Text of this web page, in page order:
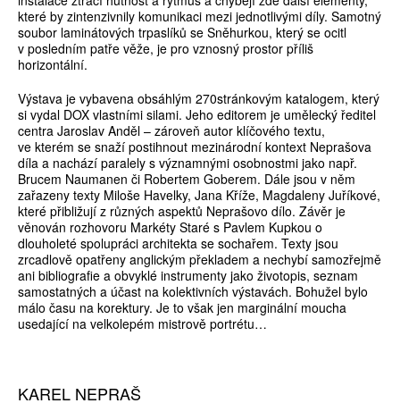
které by zintenzivnily komunikaci mezi jednotlivými díly. Samotný
soubor laminátových trpaslíků se Sněhurkou, který se ocitl
v posledním patře věže, je pro vznosný prostor příliš
horizontální.
Výstava je vybavena obsáhlým 270stránkovým katalogem, který
si vydal DOX vlastními silami. Jeho editorem je umělecký ředitel
centra Jaroslav Anděl – zároveň autor klíčového textu,
ve kterém se snaží postihnout mezinárodní kontext Neprašova
díla a nachází paralely s významnými osobnostmi jako např.
Brucem Naumanen či Robertem Goberem. Dále jsou v něm
zařazeny texty Miloše Havelky, Jana Kříže, Magdaleny Juříkové,
které přibližují z různých aspektů Neprašovo dílo. Závěr je
věnován rozhovoru Markéty Staré s Pavlem Kupkou o
dlouholeté spolupráci architekta se sochařem. Texty jsou
zrcadlově opatřeny anglickým překladem a nechybí samozřejmě
ani bibliografie a obvyklé instrumenty jako životopis, seznam
samostatných a účast na kolektivních výstavách. Bohužel bylo
málo času na korektury. Je to však jen marginální moucha
usedající na velkolepém mistrově portrétu…
KAREL NEPRAŠ